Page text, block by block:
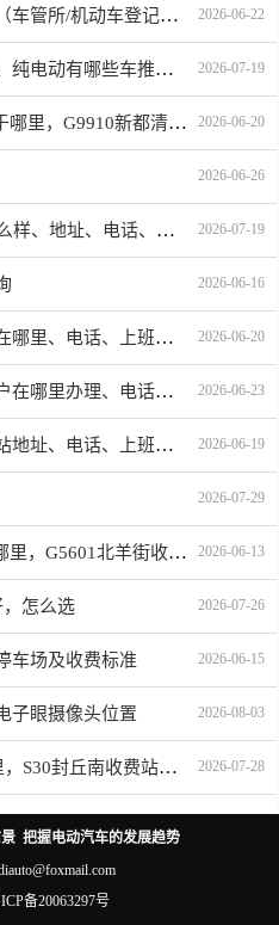
南阳社旗县新车上牌地点（车管所/机动车登记服务站）、上班时间、电话 2026-06-22
新能源插电混动、增程式、纯电动有哪些车推荐？哪款好？价格多少？ 2026-07-19
G9910新都清流收费站属于哪里，G9910新都清流收费站入口的详细地址 2026-06-20
2026-06-26
铁岭中升辽通日产4S店怎么样、地址、电话、上班时间查询 2026-07-19
2026-06-16
黄山二手车车辆过户地点在哪里、电话、上班时间 2026-06-20
济宁曲阜市二手车车辆过户在哪里办理、电话、上班时间 2026-06-23
上海奉贤区车辆年检检测站地址、电话、上班时间 2026-06-19
2026-07-29
G5601北羊街收费站属于哪里，G5601北羊街收费站入口的详细地址 2026-06-13
怎么选 2026-07-26
车场及收费标准 2026-06-15
子眼摄像头位置 2026-08-03
S30封丘南收费站属于哪里，S30封丘南收费站入口的详细地址 2026-07-28
把握电动汽车的发展趋势
备20063297号